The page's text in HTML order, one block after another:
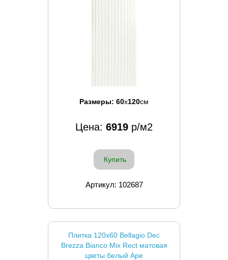
Размеры: 60x120см
Цена: 6919 р/м2
Купить
Артикул: 102687
Плитка 120x60 Bellagio Dec
Brezza Bianco Mix Rect матовая
цветы белый Ape